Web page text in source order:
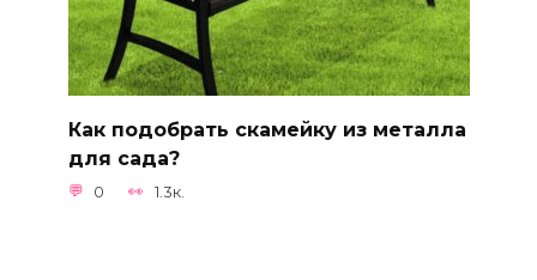
Как подобрать скамейку из металла
для сада?
0 1.3к.